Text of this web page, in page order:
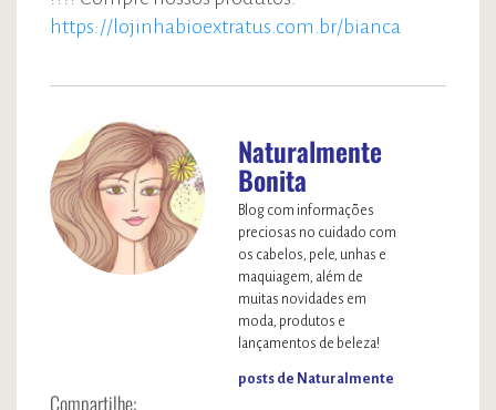
https://lojinhabioextratus.com.br/bianca
Naturalmente
Bonita
Blog com informações
preciosas no cuidado com
os cabelos, pele, unhas e
maquiagem, além de
muitas novidades em
moda, produtos e
lançamentos de beleza!
posts de Naturalmente